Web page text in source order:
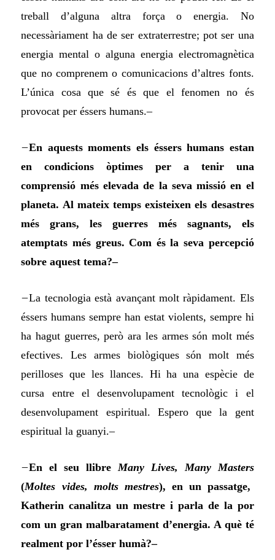
treball d’alguna altra força o energia. No
necessàriament ha de ser extraterrestre; pot ser una
energia mental o alguna energia electromagnètica
que no comprenem o comunicacions d’altres fonts.
L’única cosa que sé és que el fenomen no és
provocat per éssers humans.–
–En aquests moments els éssers humans estan
en condicions òptimes per a tenir una
comprensió més elevada de la seva missió en el
planeta. Al mateix temps existeixen els desastres
més grans, les guerres més sagnants, els
atemptats més greus. Com és la seva percepció
sobre aquest tema?–
–La tecnologia està avançant molt ràpidament. Els
éssers humans sempre han estat violents, sempre hi
ha hagut guerres, però ara les armes són molt més
efectives. Les armes biològiques són molt més
perilloses que les llances. Hi ha una espècie de
cursa entre el desenvolupament tecnològic i el
desenvolupament espiritual. Espero que la gent
espiritual la guanyi.–
–En el seu llibreMany Lives, Many Masters
(Moltes vides, molts mestres), en un passatge,
Katherin canalitza un mestre i parla de la por
com un gran malbaratament d’energia. A què té
realment por l’ésser humà?–